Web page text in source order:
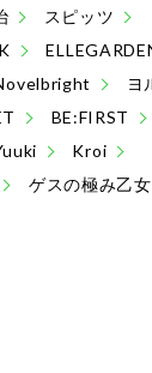
スピッツ
ヨ
BE:FIRST
Kroi
ゲスの極み乙女